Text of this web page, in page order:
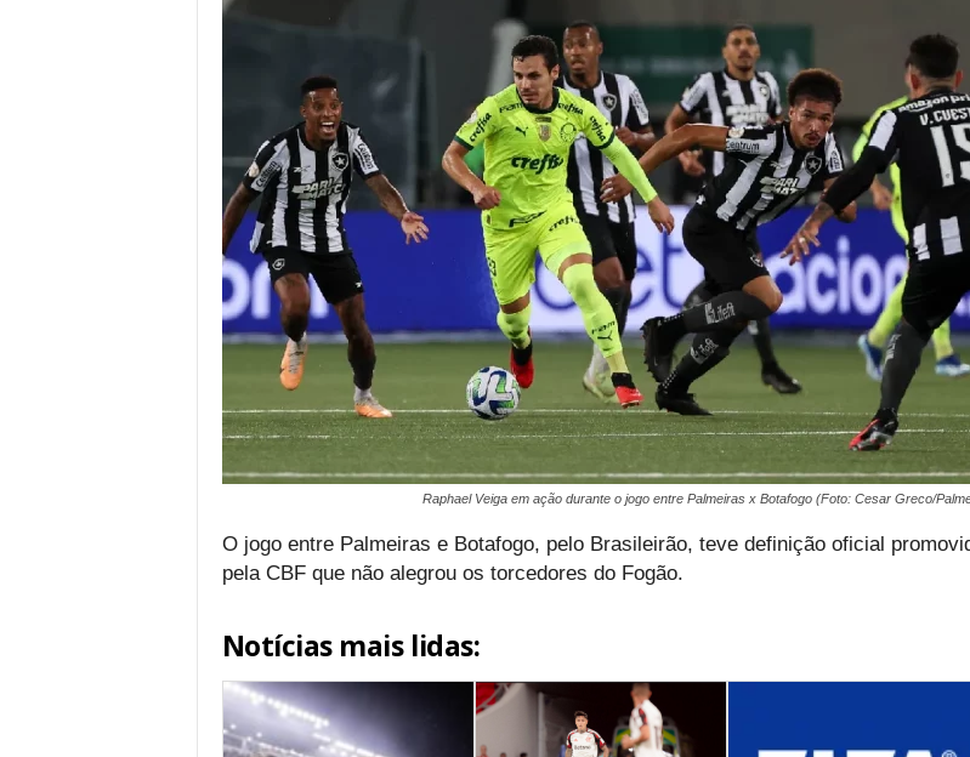
Raphael Veiga em ação durante o jogo entre Palmeiras x Botafogo (Foto: Cesar Greco/
O jogo entre Palmeiras e Botafogo, pelo Brasileirão, teve definição oficial
pela CBF que não alegrou os torcedores do Fogão.
Notícias mais lidas: